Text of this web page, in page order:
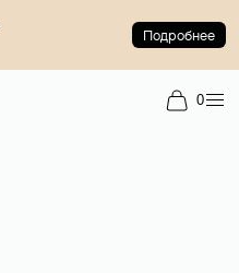
Подробнее
0